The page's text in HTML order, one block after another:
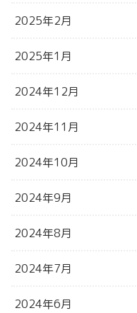
2025年2月
2025年1月
2024年12月
2024年11月
2024年10月
2024年9月
2024年8月
2024年7月
2024年6月